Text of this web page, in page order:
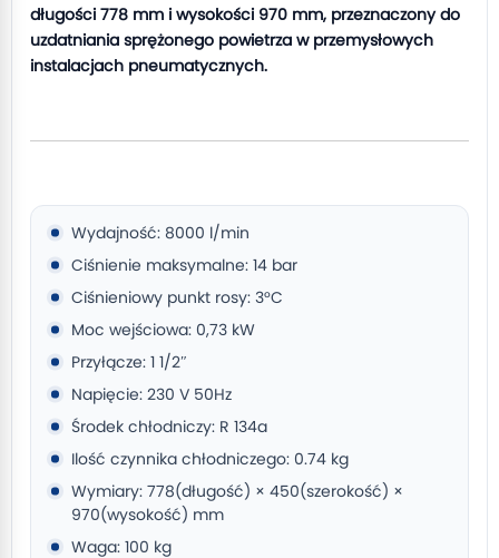
długości 778 mm i wysokości 970 mm, przeznaczony do
uzdatniania sprężonego powietrza w przemysłowych
instalacjach pneumatycznych.
Wydajność: 8000 l/min
Ciśnienie maksymalne: 14 bar
Ciśnieniowy punkt rosy: 3°C
Moc wejściowa: 0,73 kW
Przyłącze: 1 1/2″
Napięcie: 230 V 50Hz
Środek chłodniczy: R 134a
Ilość czynnika chłodniczego: 0.74 kg
Wymiary: 778(długość) × 450(szerokość) ×
970(wysokość) mm
Waga: 100 kg